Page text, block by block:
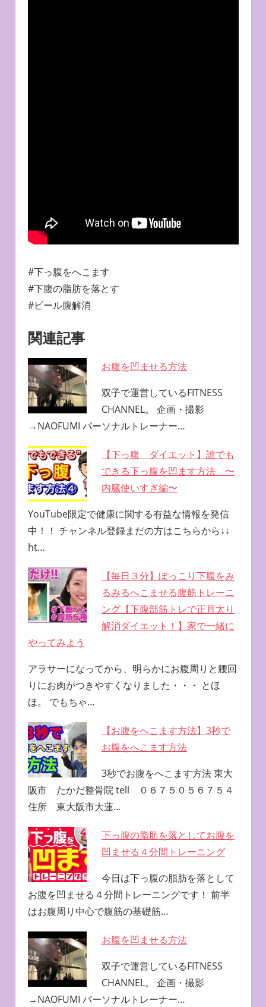
#下っ腹をへこます
#下腹の脂肪を落とす
#ビール腹解消
関連記事
お腹を凹ませる方法
双子で運営しているFITNESS
CHANNEL。 企画・撮影
→NAOFUMI パーソナルトレーナー…
【下っ腹 ダイエット】誰でも
できる下っ腹を凹ます方法 〜
内臓使いすぎ編〜
YouTube限定で健康に関する有益な情報を発信
中！！ チャンネル登録まだの方はこちらから↓↓
ht…
【毎日３分】ぽっこり下腹をみ
るみるへこませる腹筋トレーニ
ング【下腹部筋トレで正月太り
解消ダイエット！】家で一緒に
やってみよう
アラサーになってから、明らかにお腹周りと腰回
りにお肉がつきやすくなりました・・・ とほ
ほ。 でもちゃ…
【お腹をへこます方法】3秒で
お腹をへこます方法
3秒でお腹をへこます方法 東大
阪市 たかだ整骨院 tell ０６７５０５６７５４
住所 東大阪市大蓮…
下っ腹の脂肪を落としてお腹を
凹ませる４分間トレーニング
今日は下っ腹の脂肪を落として
お腹を凹ませる４分間トレーニングです！ 前半
はお腹周り中心で腹筋の基礎筋…
お腹を凹ませる方法
双子で運営しているFITNESS
CHANNEL。 企画・撮影
→NAOFUMI パーソナルトレーナー…